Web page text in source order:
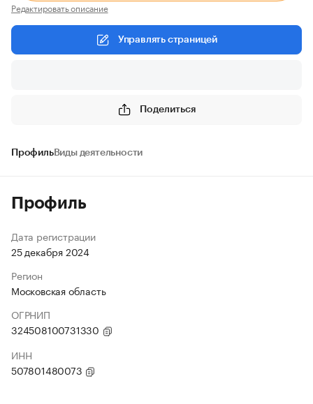
Редактировать описание
Управлять страницей
Поделиться
ПрофильВиды деятельности
Профиль
Дата регистрации
25 декабря 2024
Регион
Московская область
ОГРНИП
324508100731330
ИНН
507801480073